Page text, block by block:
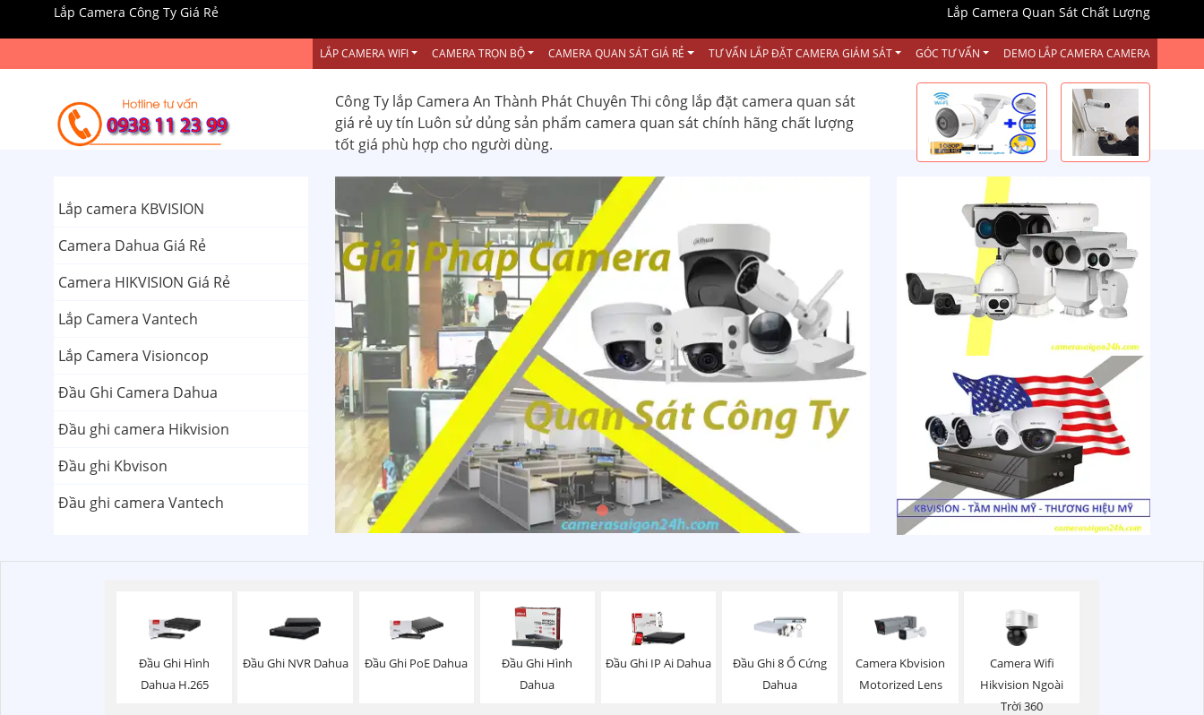
Lắp Camera Công Ty Giá Rẻ Lắp Camera Quan Sát Chất Lượng
LẮP CAMERA WIFI CAMERA TRỌN BỘ CAMERA QUAN SÁT GIÁ RẺ TƯ VẤN LẮP ĐẶT CAMERA GIÁM SÁT GÓC TƯ VẤN DEMO LẮP CAMERA CAMERA
Công Ty lắp Camera An Thành Phát Chuyên Thi công lắp đặt camera quan sát
giá rẻ uy tín Luôn sử dủng sản phẩm camera quan sát chính hãng chất lượng
tốt giá phù hợp cho người dùng.
Lắp camera KBVISION
Camera Dahua Giá Rẻ
Camera HIKVISION Giá Rẻ
Lắp Camera Vantech
Lắp Camera Visioncop
Đầu Ghi Camera Dahua
Đầu ghi camera Hikvision
Đầu ghi Kbvison
Đầu ghi camera Vantech
Đầu Ghi Hình
Dahua H.265
Đầu Ghi NVR Dahua Đầu Ghi PoE Dahua
Đầu Ghi Hình
Dahua
Đầu Ghi IP Ai Dahua
Đầu Ghi 8 Ổ Cứng
Dahua
Camera Kbvision
Motorized Lens
Camera Wifi
Hikvision Ngoài
Trời 360